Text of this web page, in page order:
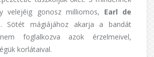
velejéig gonosz milliomos, Earl de
Sötét mágiájához akarja a bandát
foglalkozva azok érzelmeivel,
korlátaival.